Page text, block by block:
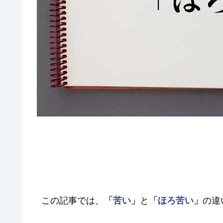
この記事では、 「苦い」 と 「ほろ苦い」 の違